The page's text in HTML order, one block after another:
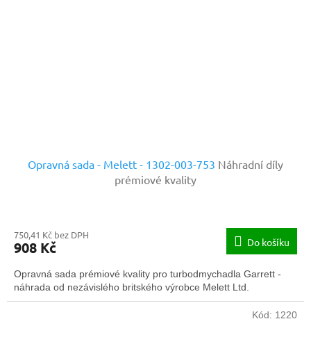
Opravná sada - Melett - 1302-003-753 Náhradní díly
prémiové kvality
750,41 Kč bez DPH
908 Kč Do košíku
Opravná sada prémiové kvality pro turbodmychadla Garrett -
náhrada od nezávislého britského výrobce Melett Ltd.
Kód: 1220